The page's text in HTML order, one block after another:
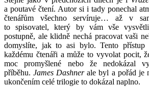
a poutavé čtení. Autor si i tady ponechal
čtenářům všechno servíruje… až v
to spisovatel, který by vám vše
postupně, ale klidně nechá pracovat vaši
domyslíte, jak to asi bylo. Tento přístup
každému čtenáři a může to vyvolat pocit,
moc promyšlené nebo že nedokázal
příběhu.James Dashnerale byl a pořád je
ukončením celé trilogie to dokázal naplno.